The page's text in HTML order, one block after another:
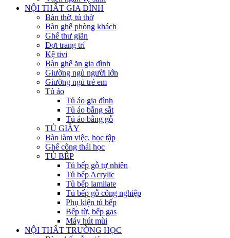
NỘI THẤT GIA ĐÌNH
Bàn thờ, tủ thờ
Bàn ghế phòng khách
Ghế thư giãn
Đợt trang trí
Kệ tivi
Bàn ghế ăn gia đình
Giường ngủ người lớn
Giường ngủ trẻ em
Tủ áo
Tủ áo gia đình
Tủ áo bằng sắt
Tủ áo bằng gỗ
TỦ GIẦY
Bàn làm việc, học tập
Ghế công thái học
TỦ BẾP
Tủ bếp gỗ tự nhiên
Tủ bếp Acrylic
Tủ bếp lamilate
Tủ bếp gỗ công nghiệp
Phụ kiện tủ bếp
Bếp từ, bếp gas
Máy hút mùi
NỘI THẤT TRƯỜNG HỌC